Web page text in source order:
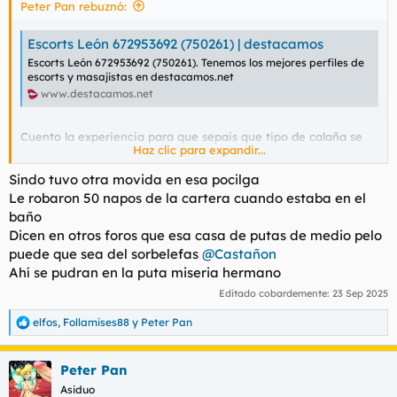
Peter Pan rebuznó:
Escorts León 672953692 (750261) | destacamos
Escorts León 672953692 (750261). Tenemos los mejores perfiles de
escorts y masajistas en destacamos.net
www.destacamos.net
Cuento la experiencia para que sepais que tipo de calaña se
esconde en este piso: Es en puente castro, calle san froilan 5
* Pregunto por washap y me mandan la información (un corta
y pega en el que dice FOTOS REALES CARICIAS, POSTURAS,
FRANCES NATURAL, CORRIDA FACIAL, BESOS, 69, Y MUCHAS
MAS. MEDIA HORA 60 Y UNA HORA 120. LEON: SAN FROILAN"
Ya he tenido 3 movidas con ellas, cada vez que voy al piso me
saltan con una nueva. Te dicen que si a todo, luego cuando
estas con la chica te dice que No y que todo eso son extra, o
que incluso con extras no lo hacen....
Total que ya dando la ultima oportunidad, no pedí nada raro
(como garganta profunda o corrida en la boca), solo vi esa
información, me gustaba la chica y fuí. Y ya cuando estoy en
la cama se coge un condón y va a enfundarme. Que ella no
hace el oral natural (aunque según la madam si lo hace pero
Haz clic para expandir...
Sindo tuvo otra movida en esa pocilga
Le robaron 50 napos de la cartera cuando estaba en el
baño
Dicen en otros foros que esa casa de putas de medio pelo
puede que sea del sorbelefas @Castañon
Ahí se pudran en la puta miseria hermano
Editado cobardemente: 23 Sep 2025
R
e
a
c
c
elfos, Follamises88 y Peter Pan
Peter Pan
Asiduo